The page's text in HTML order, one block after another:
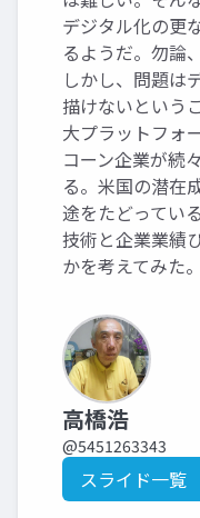
デジタル化の更
るようだ。勿論
しかし、問題は
描けないという
大プラットフォ
コーン企業が続
る。米国の潜在
途をたどってい
技術と企業業績
かを考えてみた。
高橋浩
@5451263343
スライド一覧